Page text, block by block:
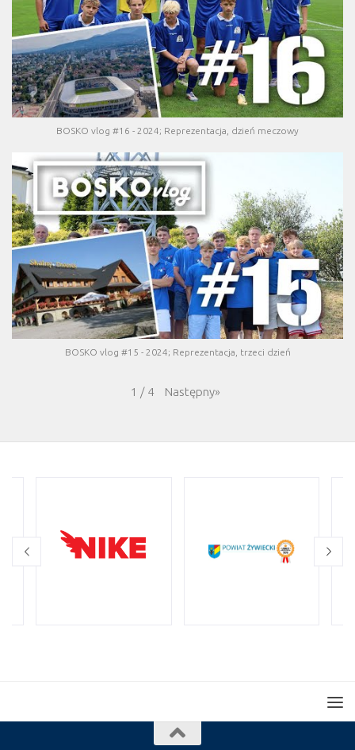
BOSKO vlog #16 - 2024; Reprezentacja, dzień meczowy
BOSKO vlog #15 - 2024; Reprezentacja, trzeci dzień
1 / 4 Następny»